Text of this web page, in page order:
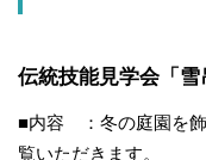
伝統技能見学会「雪
■内容 ：冬の庭園を飾
覧いただきます。